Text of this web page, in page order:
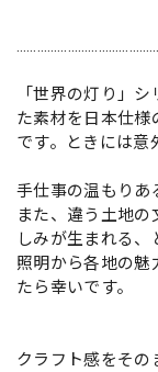
「世界の灯り」
た素材を日本仕様
です。ときには意
手仕事の温もりあ
また、違う土地
しみが生まれる、
照明から各地の魅
たら幸いです。
クラフト感をその